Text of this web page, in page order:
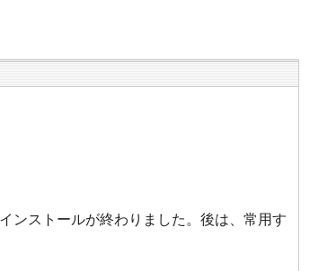
ンストールが終わりました。後は、常用す